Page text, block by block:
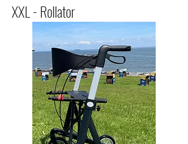
XXL - Rollator